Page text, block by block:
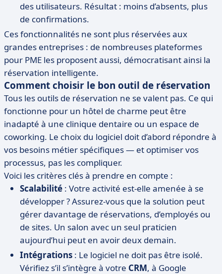
des utilisateurs. Résultat : moins d’absents, plus
de confirmations.
Ces fonctionnalités ne sont plus réservées aux
grandes entreprises : de nombreuses plateformes
pour PME les proposent aussi, démocratisant ainsi la
réservation intelligente.
Comment choisir le bon outil de réservation
Tous les outils de réservation ne se valent pas. Ce qui
fonctionne pour un hôtel de charme peut être
inadapté à une clinique dentaire ou un espace de
coworking. Le choix du logiciel doit d’abord répondre à
vos besoins métier spécifiques — et optimiser vos
processus, pas les compliquer.
Voici les critères clés à prendre en compte :
Scalabilité : Votre activité est-elle amenée à se
développer ? Assurez-vous que la solution peut
gérer davantage de réservations, d’employés ou
de sites. Un salon avec un seul praticien
aujourd’hui peut en avoir deux demain.
Intégrations : Le logiciel ne doit pas être isolé.
Vérifiez s’il s’intègre à votre CRM, à Google